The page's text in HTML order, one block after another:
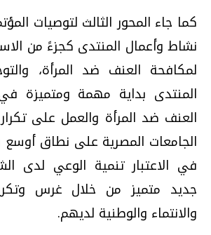
كما جاء المحور الثالث لتوصيات
نشاط وأعمال المنتدى كجزءً من
لمكافحة العنف ضد المرأة،
المنتدى بداية مهمة ومتميزة
العنف ضد المرأة والعمل على
الجامعات المصرية على نطاق أوسع
في الاعتبار تنمية الوعي لدى
جديد متميز من خلال غرس
والانتماء والوطنية لديهم.